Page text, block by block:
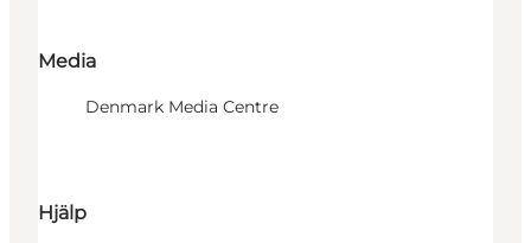
Media
Denmark Media Centre
Hjälp